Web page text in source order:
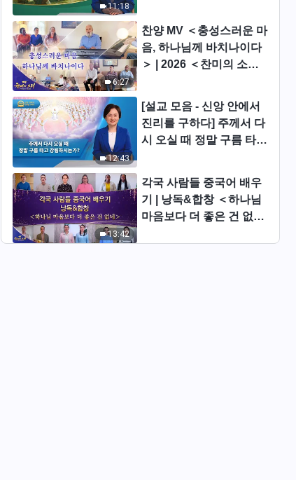
40:32
전능하신 하나님 말씀 낭송 ＜패
괴된 인류에게는 말씀이 ‘육신’
된 하나님의 구원이 더욱 필요하
다＞(상)
40:40
전능하신 하나님 말씀 낭송 ＜패
괴된 인류에게는 말씀이 ‘육신’
된 하나님의 구원이 더욱 필요하
다＞(하)
1:02:05
전능하신 하나님 말씀 낭송 ＜하
나님이 거하고 있는 ‘육신’의 본
질＞
전능하신 하나님 말씀 낭송 ＜하
나님의 사역과 사람의 실행 ＞
11:18
6:27
찬양 MV ＜충성스러운 마
음, 하나님께 바치나이다
＞ | 2026 ＜찬미의 소리
12:43
[설교 모음 - 신앙 안에서
진리를 구하다] 주께서 다
시 오실 때 정말 구름 타고
13:42
각국 사람들 중국어 배우
기 | 낭독&합창 ＜하나님
마음보다 더 좋은 건 없네